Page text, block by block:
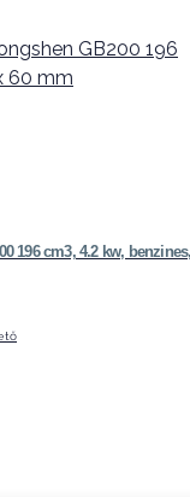
196 cm3, 4.2 kw,